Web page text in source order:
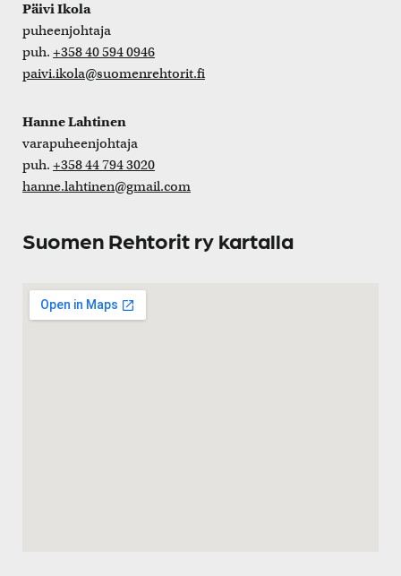
Päivi Ikola
puheenjohtaja
puh. +358 40 594 0946
paivi.ikola@suomenrehtorit.fi
Hanne Lahtinen
varapuheenjohtaja
puh. +358 44 794 3020
hanne.lahtinen@gmail.com
Suomen Rehtorit ry kartalla